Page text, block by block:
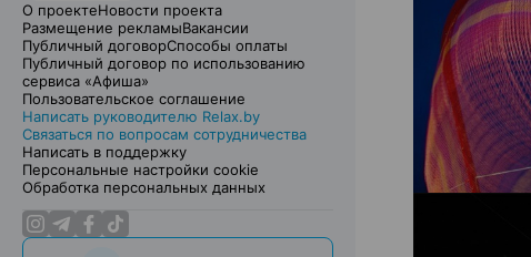
О проектеНовости проекта
Размещение рекламыВакансии
Публичный договорСпособы оплаты
Публичный договор по использованию
сервиса «Афиша»
Пользовательское соглашение
Написать руководителю Relax.by
Связаться по вопросам сотрудничества
Написать в поддержку
Персональные настройки cookie
Обработка персональных данных